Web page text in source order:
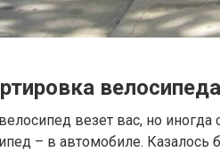
везет вас, но иногда
– в автомобиле. Казалось